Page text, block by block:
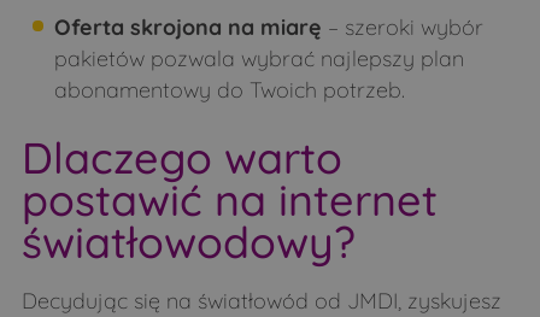
Osówka
Pace
Patoki
Pełch
Pierzchały
Pietraszki
Podlasie
Pogorzelce
Poletyły
Popławy
Puchacze
Pulsze
Oferta skrojona na miarę – szeroki wybór
pakietów pozwala wybrać najlepszy plan
abonamentowy do Twoich potrzeb.
Dlaczego warto
postawić na internet
światłowodowy?
Decydując się na światłowód od JMDI, zyskujesz